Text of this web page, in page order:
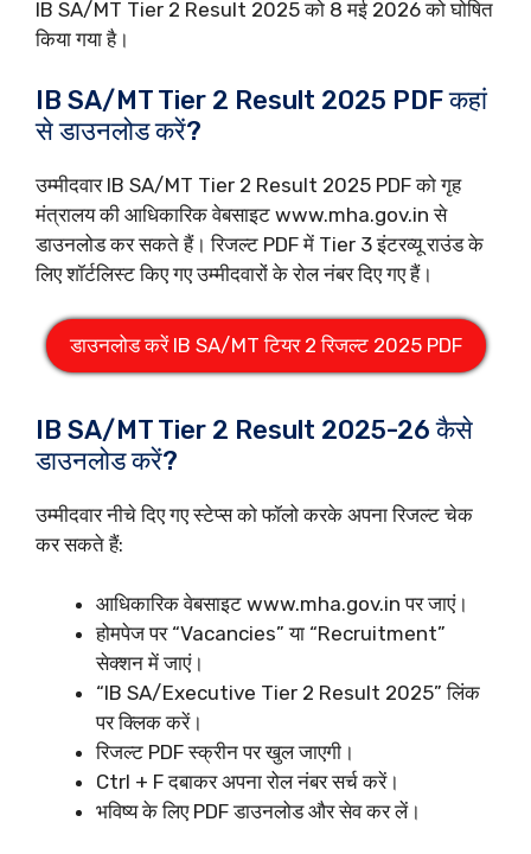
IB SA/MT Tier 2 Result 2025 को 8 मई 2026 को घोषित
किया गया है।
IB SA/MT Tier 2 Result 2025 PDF कहां
से डाउनलोड करें?
उम्मीदवार IB SA/MT Tier 2 Result 2025 PDF को गृह
मंत्रालय की आधिकारिक वेबसाइट www.mha.gov.in से
डाउनलोड कर सकते हैं। रिजल्ट PDF में Tier 3 इंटरव्यू राउंड के
लिए शॉर्टलिस्ट किए गए उम्मीदवारों के रोल नंबर दिए गए हैं।
डाउनलोड करें IB SA/MT टियर 2 रिजल्ट 2025 PDF
IB SA/MT Tier 2 Result 2025-26 कैसे
डाउनलोड करें?
उम्मीदवार नीचे दिए गए स्टेप्स को फॉलो करके अपना रिजल्ट चेक
कर सकते हैं:
आधिकारिक वेबसाइट www.mha.gov.in पर जाएं।
होमपेज पर “Vacancies” या “Recruitment”
सेक्शन में जाएं।
“IB SA/Executive Tier 2 Result 2025” लिंक
पर क्लिक करें।
रिजल्ट PDF स्क्रीन पर खुल जाएगी।
Ctrl + F दबाकर अपना रोल नंबर सर्च करें।
भविष्य के लिए PDF डाउनलोड और सेव कर लें।